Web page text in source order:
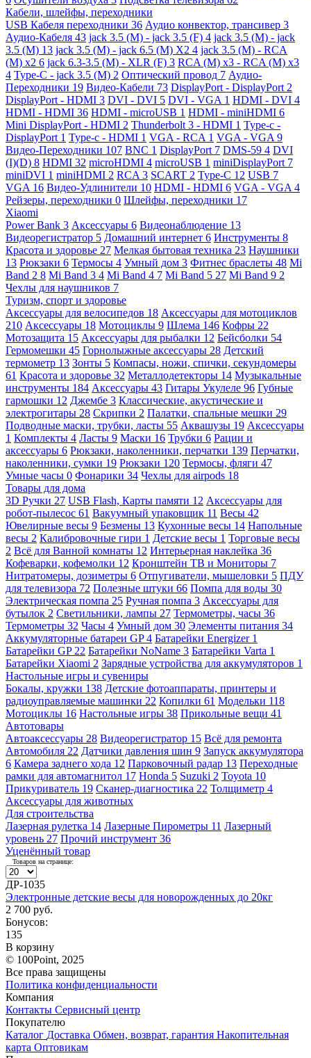
Кабели, шлейфы, переходники
USB Кабеля переходники 36 Аудио конвектор, трансивер 3
Аудио-Кабеля 43 jack 3.5 (M) - jack 3.5 (F) 4 jack 3.5 (M) - jack
3.5 (M) 13 jack 3.5 (M) - jack 6.5 (M) X2 4 jack 3.5 (M) - RCA
(M) x2 6 jack 6.3-3.5 (M) - XLR (F) 3 RCA (M) x3 - RCA (M) x3
4 Type-C - jack 3.5 (M) 2 Оптический провод 7 Аудио-
Переходники 19 Видео-Кабели 73 DisplayPort - DisplayPort 2
DisplayPort - HDMI 3 DVI - DVI 5 DVI - VGA 1 HDMI - DVI 4
HDMI - HDMI 36 HDMI - microUSB 1 HDMI - miniHDMI 6
Mini DisplayPort - HDMI 2 Thunderbolt 3 - HDMI 1 Type-c -
DisplayPort 1 Type-c - HDMI 1 VGA - RCA 1 VGA - VGA 9
Видео-Переходники 107 BNC 1 DisplayPort 7 DMS-59 4 DVI
(I)(D) 8 HDMI 32 microHDMI 4 microUSB 1 miniDisplayPort 7
miniDVI 1 miniHDMI 2 RCA 3 SCART 2 Type-C 12 USB 7
VGA 16 Видео-Удлинители 10 HDMI - HDMI 6 VGA - VGA 4
Рейзеры, переходники 0 Шлейфы, переходники 17
Xiaomi
Power Bank 3 Аксессуары 6 Видеонаблюдение 13
Видеорегистратор 5 Домашний интернет 6 Инструменты 8
Красота и здоровье 27 Мелкая бытовая техника 23 Наушники
13 Рюкзаки 6 Термосы 4 Умный дом 3 Фитнес браслеты 48 Mi
Band 2 8 Mi Band 3 4 Mi Band 4 7 Mi Band 5 27 Mi Band 9 2
Чехлы для наушников 7
Туризм, спорт и здоровье
Аксессуары для велосипедов 18 Аксессуары для мотоциклов
210 Аксессуары 18 Мотоциклы 9 Шлема 146 Кофры 22
Мотозащита 15 Аксессуары для рыбалки 12 Бейсболки 54
Гермомешки 45 Горнолыжные аксессуары 28 Детский
термометр 13 Зонты 5 Компасы, ножи, спички, секундомеры
61 Красота и здоровье 32 Металлодетекторы 14 Музыкальные
инструменты 184 Аксессуары 43 Гитары Укулеле 96 Губные
гармошки 12 Джембе 3 Классические, акустические и
электрогитары 28 Скрипки 2 Палатки, спальные мешки 29
Подводные маски, трубки, ласты 55 Аквашузы 19 Аксессуары
1 Комплекты 4 Ласты 9 Маски 16 Трубки 6 Рации и
аксессуары 6 Рюкзаки, наколенники, перчатки 139 Перчатки,
наколенники, сумки 19 Рюкзаки 120 Термосы, фляги 47
Умные часы 0 Фонарики 34 Чехлы для airpods 18
Товары для дома
3D Ручки 27 USB Flash, Карты памяти 12 Аксессуары для
робот-пылесос 61 Вакуумный упаковщик 11 Весы 42
Ювелирные весы 9 Безмены 13 Кухонные весы 14 Напольные
весы 2 Калибровочные гири 1 Детские весы 1 Торговые весы
2 Всё для Ванной комнаты 12 Интерьерная наклейка 36
Кофеварки, кофемолки 12 Кронштейн ТВ и Мониторы 7
Нитратомеры, дозиметры 6 Отпугиватели, мышеловки 5 ПДУ
для телевизора 72 Полезные штуки 66 Помпа для воды 30
Электрическая помпа 25 Ручная помпа 3 Аксессуары для
бутылок 2 Светильники, лампы 27 Термометры, часы 36
Термометры 32 Часы 4 Умный дом 30 Элементы питания 34
Аккумуляторные батареи GP4 Батарейки Energizer 1
Батарейки GP 22 Батарейки NoName 3 Батарейки Varta 1
Батарейки Xiaomi 2 Зарядные устройства для аккумуляторов 1
Настольные игры и сувениры
Бокалы, кружки 138 Детские фотоаппараты, принтеры и
радиоуправляемые машинки 22 Копилки 61 Модельки 118
Мотоциклы 16 Настольные игры 38 Прикольные вещи 41
Автотовары
Автоаксессуары 28 Видеорегистратор 15 Всё для ремонта
Автомобиля 22 Датчики давления шин 9 Запуск аккумулятора
6 Камера заднего хода 12 Парковочный радар 13 Переходные
рамки для автомагнитол 17 Honda 5 Suzuki 2 Toyota 10
Прикуриватель 19 Сканер-диагностика 22 Толщиметр 4
Аксессуары для животных
Для строительства
Лазерная рулетка 14 Лазерные Пирометры 11 Лазерный
уровень 27 Прочий инструмент 36
Уценённый товар
Товаров на странице:
ДР-1035
Электронные детские весы для новорожденных до 20кг
2 700 руб.
Бонусов:
135
В корзину
© 100Point, 2025
Все права защищены
Политика конфиденциальности
Компания
Контакты Сервисный центр
Покупателю
Каталог Доставка Обмен, возврат, гарантия Накопительная
карта Оптовикам